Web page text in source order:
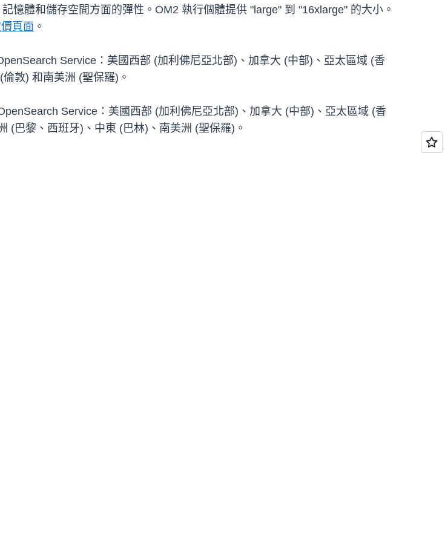
憶體和儲存空間方面的彈性。OM2 執行個體提供 "large" 到 "16xlarge" 的大小。
頁面 。
Service：美國西部 (加利佛尼亞北部)、加拿大 (中部)、亞太區域 (香
敦) 和南美洲 (聖保羅)。
Service：美國西部 (加利佛尼亞北部)、加拿大 (中部)、亞太區域 (香
(巴黎、西班牙)、中東 (巴林)、南美洲 (聖保羅)。